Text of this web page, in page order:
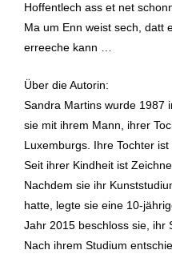
Hoffentlech ass et net
Ma um Enn weist sech, datt
erreeche kann …
Über die Autorin:
Sandra Martins wurde 1987
sie mit ihrem Mann, ihrer
Luxemburgs. Ihre Tochter
Seit ihrer Kindheit ist
Nachdem sie ihr
hatte, legte sie eine 10-
Jahr 2015 beschloss sie, ihr
Nach ihrem Studium